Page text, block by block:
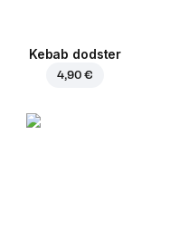
Kebab dodster
4,90 €